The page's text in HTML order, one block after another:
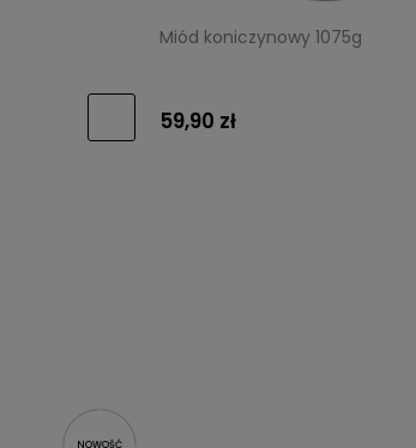
Miód koniczynowy 1075g
59,90 zł